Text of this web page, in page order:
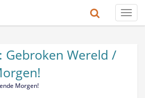
Toggle
Gebroken Wereld /
Morgen!